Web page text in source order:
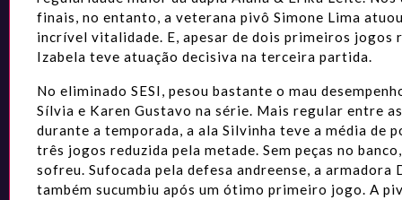
finais, no entanto, a veterana pivô Simone Lima
incrível vitalidade. E, apesar de dois primeiros jogos
Izabela teve atuação decisiva na terceira partida.
No eliminado SESI, pesou bastante o mau
Sílvia e Karen Gustavo na série. Mais regular entre
durante a temporada, a ala Silvinha teve a média de
três jogos reduzida pela metade. Sem peças no
sofreu. Sufocada pela defesa andreense, a armadora
também sucumbiu após um ótimo primeiro jogo. A